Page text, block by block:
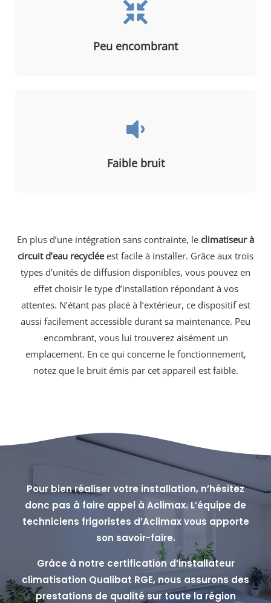
Peu encombrant
Faible bruit
En plus d’une intégration sans contrainte, le climatiseur à
circuit d’eau recycléeest facile à installer. Grâce aux trois
types d’unités de diffusion disponibles, vous pouvez en
effet choisir le type d’installation répondant à vos
attentes. N’étant pas placé à l’extérieur, ce dispositif est
aussi facilement accessible durant sa maintenance. Peu
encombrant, vous lui trouverez aisément un
emplacement. En ce qui concerne le fonctionnement,
notez que le bruit émis par cet appareil est faible.
Pour bien réaliser votre installation, n’hésitez
donc pas à faire appel à Aclimax. L’équipe de
techniciens frigoristes d’Aclimax vous apporte
son savoir-faire.
Grâce à notre certification d’installateur
climatisation Qualibat RGE, nous assurons des
prestations de qualité sur toute la région